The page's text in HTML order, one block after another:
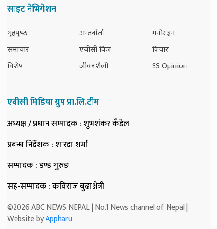
साइट नेभिगेशन
गृहपृष्‍ठ
समाचार
विशेष
अन्तर्वार्ता
एबीसी विज
जीवनशैली
मनोरञ्जन
विचार
SS Opinion
एबीसी मिडिया ग्रुप प्रा.लि.टीम
अध्यक्ष / प्रधान सम्पादक: शुभशंकर कँडेल
प्रबन्ध निर्देशक: शारदा शर्मा
सम्पादक: डण्ड गुरुङ
सह-सम्पादक: कविराज बुढाक्षेत्री
©2026 ABC NEWS NEPAL | No.1 News channel of Nepal |
Website byAppharu